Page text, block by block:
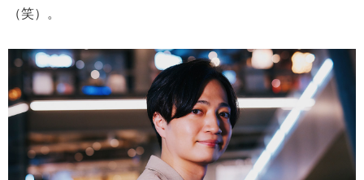
（笑）。